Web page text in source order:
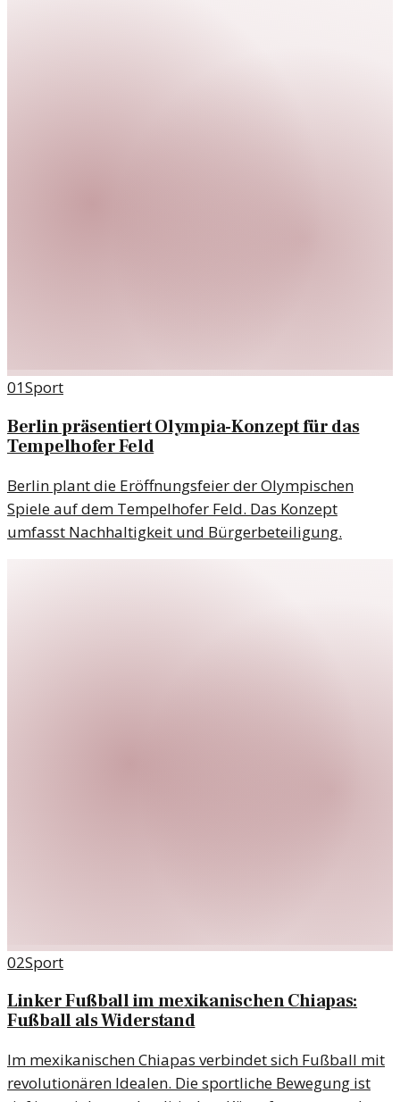
01Sport
Berlin präsentiert Olympia-Konzept für das
Tempelhofer Feld
Berlin plant die Eröffnungsfeier der Olympischen
Spiele auf dem Tempelhofer Feld. Das Konzept
umfasst Nachhaltigkeit und Bürgerbeteiligung.
02Sport
Linker Fußball im mexikanischen Chiapas:
Fußball als Widerstand
Im mexikanischen Chiapas verbindet sich Fußball mit
revolutionären Idealen. Die sportliche Bewegung ist